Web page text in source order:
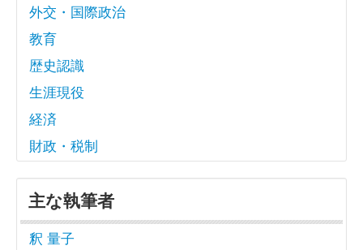
外交・国際政治
教育
歴史認識
生涯現役
経済
財政・税制
主な執筆者
釈 量子